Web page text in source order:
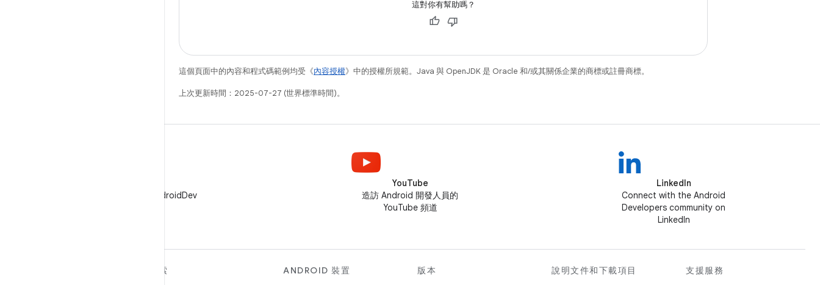
這對你有幫助嗎？
這個頁面中的內容和程式碼範例均受《內容授權》中的授權所規範。Java 與 OpenJDK 是 Oracle 和/或其關係企業的商標或註冊商標。
上次更新時間：2025-07-27 (世界標準時間)。
在 X 中追蹤 @AndroidDev
YouTube
造訪 Android 開發人員的
YouTube 頻道
LinkedIn
Connect with the Android
Developers community on
LinkedIn
探索
ANDROID 裝置
版本
說明文件和下載項目
支援服務